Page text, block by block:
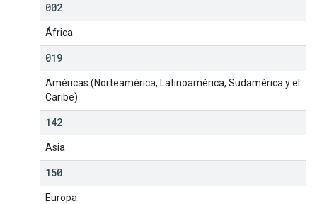
002
África
019
Américas (Norteamérica, Latinoamérica, Sudamérica y el
Caribe)
142
Asia
150
Europa